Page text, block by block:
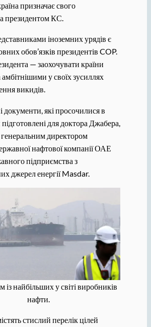
призначає свого
президентом КС.
іноземних урядів є
обов’язків президентів COP.
— заохочувати країни
у своїх зусиллях
викидів.
документи, які просочилися в
для доктора Джабера,
директором
нафтової компанії ОАЕ
підприємства з
джерел енергії Masdar.
найбільших у світі виробників
нафти.
стислий перелік цілей